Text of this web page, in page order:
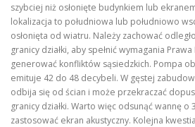
szybciej niż osłonięte budynkiem lub
lokalizacja to południowa lub południowo
osłonięta od wiatru. Należy zachować
granicy działki, aby spełnić wymagania
generować konfliktów sąsiedzkich. Pompa
emituje 42 do 48 decybeli. W gęstej
odbija się od ścian i może przekraczać
granicy działki. Warto więc odsunąć wannę o
zastosować ekran akustyczny. Kolejna